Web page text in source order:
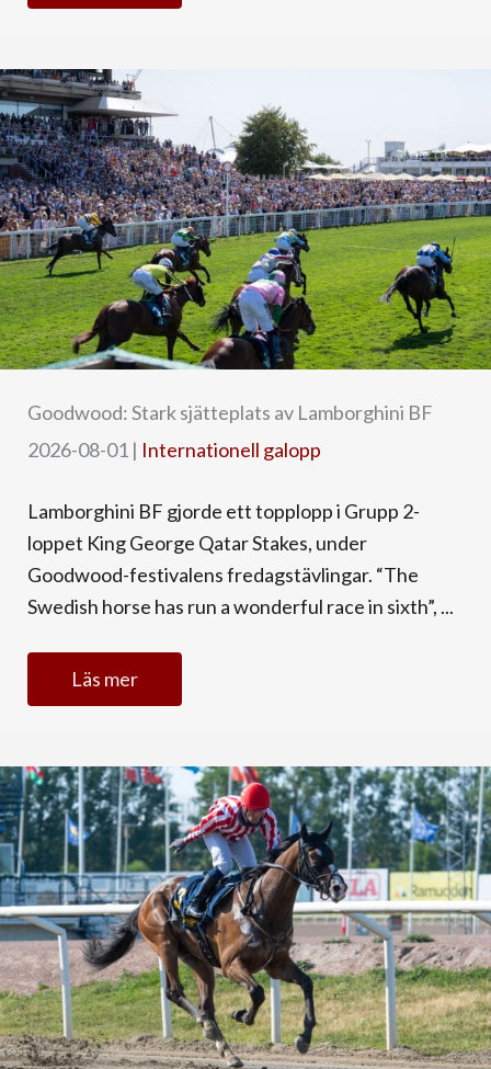
Goodwood: Stark sjätteplats av Lamborghini BF
2026-08-01 | Internationell galopp
Lamborghini BF gjorde ett topplopp i Grupp 2-
loppet King George Qatar Stakes, under
Goodwood-festivalens fredagstävlingar. “The
Swedish horse has run a wonderful race in sixth”, ...
Läs mer